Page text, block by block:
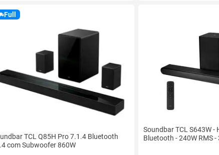
Full
TCL Q85H Pro 7.1.4 Bluetooth
com Subwoofer 860W
Soundbar TCL S643W -
Bluetooth - 240W RMS -